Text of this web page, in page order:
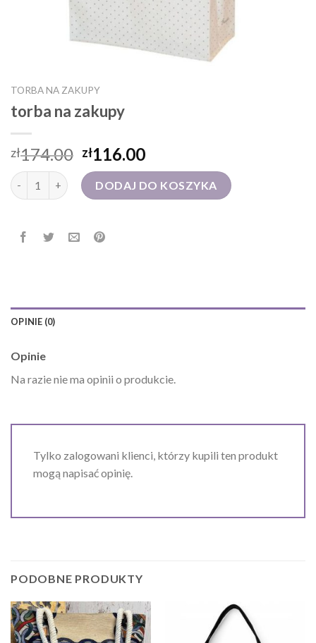
TORBA NA ZAKUPY
torba na zakupy
zł174.00 zł116.00
ilość torba na zakupyDODAJ DO KOSZYKA
OPINIE (0)
Opinie
Na razie nie ma opinii o produkcie.
Tylko zalogowani klienci, którzy kupili ten produkt
mogą napisać opinię.
PODOBNE PRODUKTY